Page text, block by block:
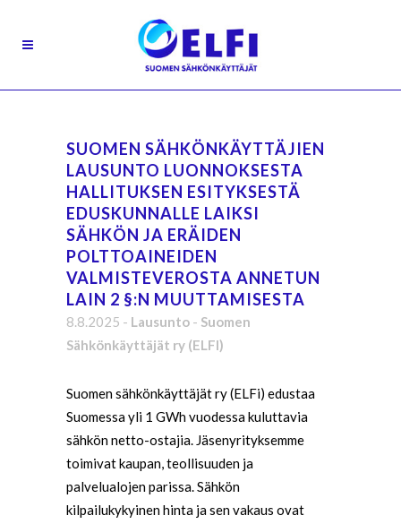
SUOMEN SÄHKÖNKÄYTTÄJIEN
LAUSUNTO LUONNOKSESTA
HALLITUKSEN ESITYKSESTÄ
EDUSKUNNALLE LAIKSI
SÄHKÖN JA ERÄIDEN
POLTTOAINEIDEN
VALMISTEVEROSTA ANNETUN
LAIN 2 §:N MUUTTAMISESTA
8.8.2025 - Lausunto - Suomen
Sähkönkäyttäjät ry (ELFI)
Suomen sähkönkäyttäjät ry (ELFi) edustaa
Suomessa yli 1 GWh vuodessa kuluttavia
sähkön netto-ostajia. Jäsenyrityksemme
toimivat kaupan, teollisuuden ja
palvelualojen parissa. Sähkön
kilpailukykyinen hinta ja sen vakaus ovat